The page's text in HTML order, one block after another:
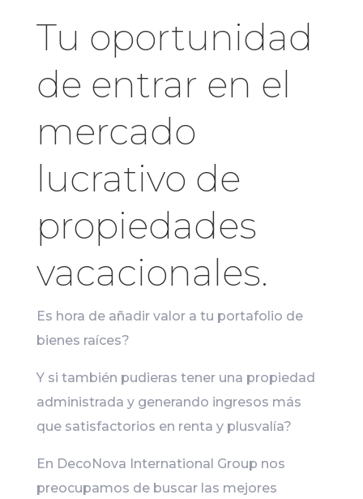
Tu oportunidad
de entrar en el
mercado
lucrativo de
propiedades
vacacionales.
Es hora de añadir valor a tu portafolio de
bienes raíces?
Y si también pudieras tener una propiedad
administrada y generando ingresos más
que satisfactorios en renta y plusvalía?
En DecoNova International Group nos
preocupamos de buscar las mejores